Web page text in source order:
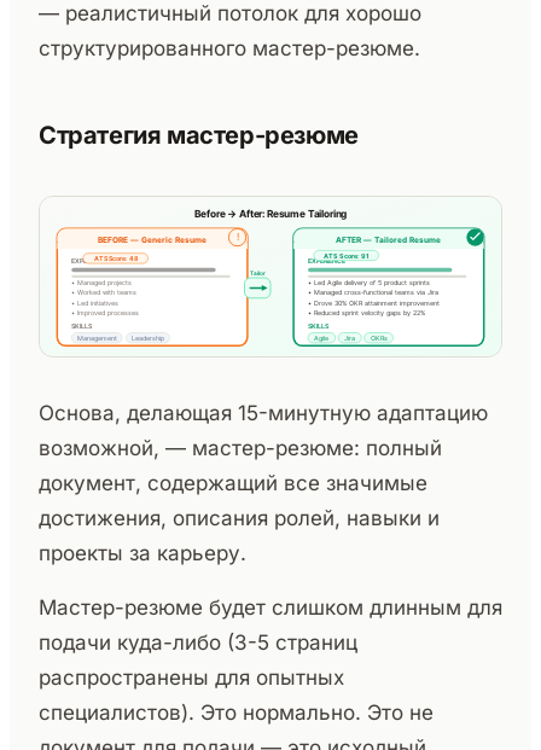
— реалистичный потолок для хорошо
структурированного мастер-резюме.
Стратегия мастер-резюме
Основа, делающая 15-минутную адаптацию
возможной, — мастер-резюме: полный
документ, содержащий все значимые
достижения, описания ролей, навыки и
проекты за карьеру.
Мастер-резюме будет слишком длинным для
подачи куда-либо (3-5 страниц
распространены для опытных
специалистов). Это нормально. Это не